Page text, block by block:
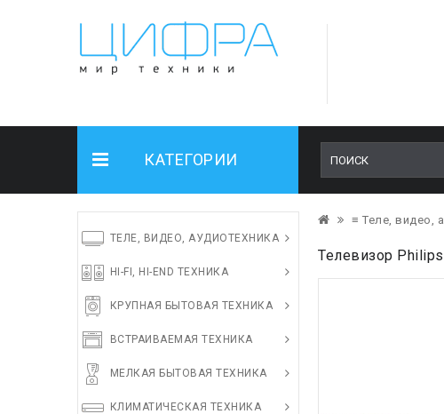
КАТЕГОРИИ
ТЕЛЕ, ВИДЕО, АУДИОТЕХНИКА
HI-FI, HI-END ТЕХНИКА
КРУПНАЯ БЫТОВАЯ ТЕХНИКА
ВСТРАИВАЕМАЯ ТЕХНИКА
МЕЛКАЯ БЫТОВАЯ ТЕХНИКА
КЛИМАТИЧЕСКАЯ ТЕХНИКА
≡ Теле, видео,
Телевизор